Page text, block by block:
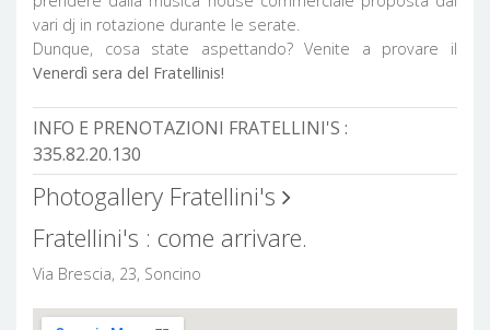
vari dj in rotazione durante le serate.
Dunque, cosa state aspettando? Venite a provare il
Venerdì sera del Fratellinis!
INFO E PRENOTAZIONI FRATELLINI'S :
335.82.20.130
Photogallery Fratellini's
Fratellini's : come arrivare.
Via Brescia, 23, Soncino